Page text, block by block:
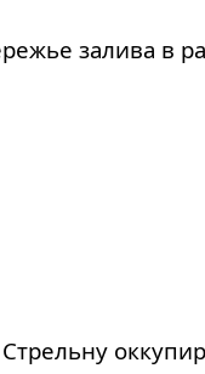
залива в